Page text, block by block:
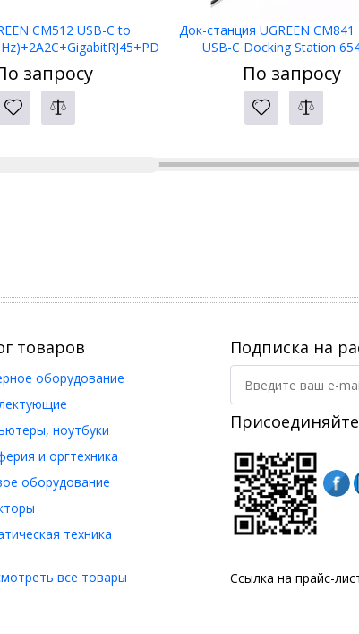
CM512 USB-C to
(100W) 45000
запросу
Док-станция UGREEN CM841
USB-C Docking Station
По запросу
товаров
оборудование
ноутбуки
и оргтехника
оборудование
техника
все товары
Подписка на
Ссылка на прайс-